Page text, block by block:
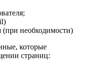
(при необходимости)
которые
страниц: